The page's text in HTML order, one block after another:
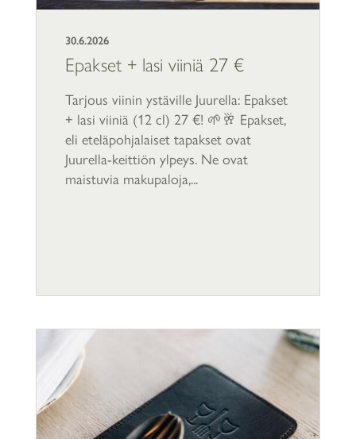
Epakset + lasi viiniä 27 €
30.6.2026
Tarjous viinin ystäville Juurella: Epakset
+ lasi viiniä (12 cl) 27 €! 🌱🥂 Epakset,
eli eteläpohjalaiset tapakset ovat
Juurella-keittiön ylpeys. Ne ovat
maistuvia makupaloja,...